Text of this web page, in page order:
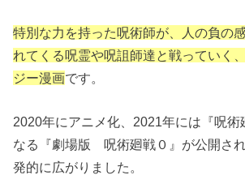
特別な力を持った呪術師が、人の負の
れてくる呪霊や呪詛師達と戦っていく
ジー漫画です。
2020年にアニメ化、2021年には『呪術
なる『劇場版 呪術廻戦０』が公開さ
発的に広がりました。